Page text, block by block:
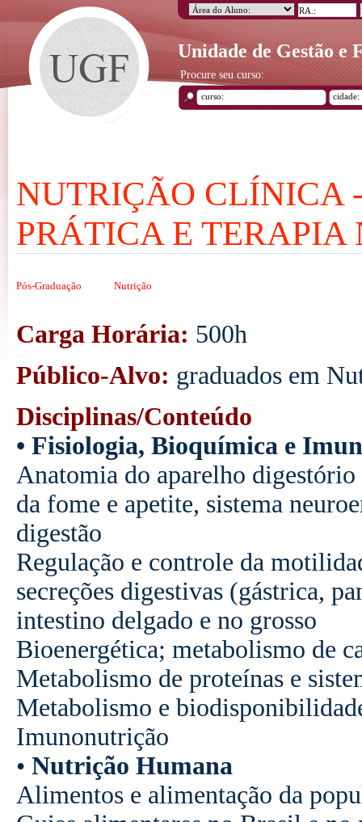
Unidade de Gestão e
Procure seu curso:
NUTRIÇÃO CLÍNICA
PRÁTICA E
Pós-Graduação Nutrição
Carga Horária: 500h
Público-Alvo: graduados em
Disciplinas/Conteúdo
• Fisiologia, Bioquímica e
Anatomia do aparelho digestório
da fome e apetite, sistema
digestão
Regulação e controle da
secreções digestivas (gástrica,
intestino delgado e no grosso
Bioenergética; metabolismo de
Metabolismo de proteínas e
Metabolismo e
Imunonutrição
• Nutrição Humana
Alimentos e alimentação da